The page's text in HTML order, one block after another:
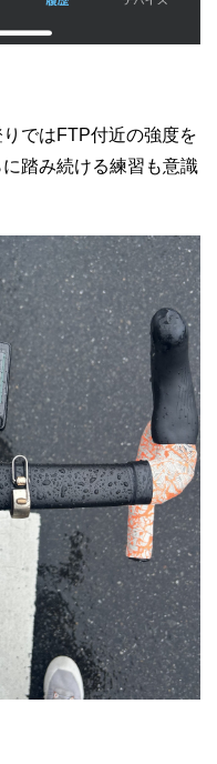
ではFTP付近の強度を
踏み続ける練習も意識